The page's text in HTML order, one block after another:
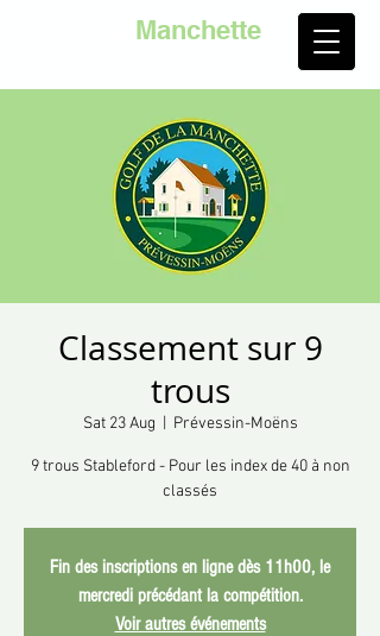
Manchette
Classement sur 9
trous
Sat 23 Aug Prévessin-Moëns
9 trous Stableford - Pour les index de 40 à non
classés
Fin des inscriptions en ligne dès 11h00, le
mercredi précédant la compétition.
Voir autres événements